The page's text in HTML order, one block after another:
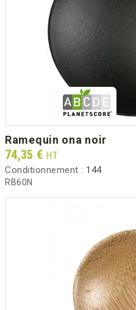
ramequin ona noir
Prix
74,35 € HT
Conditionnement : 144
RB60N